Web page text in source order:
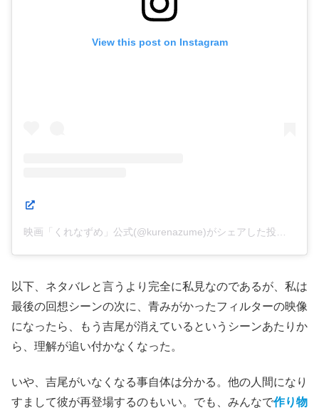
View this post on Instagram
以下、ネタバレと言うより完全に私見なのであるが、私は
最後の回想シーンの次に、青みがかったフィルターの映像
になったら、もう吉尾が消えているというシーンあたりか
ら、理解が追い付かなくなった。
いや、吉尾がいなくなる事自体は分かる。他の人間になり
すまして彼が再登場するのもいい。でも、みんなで作り物